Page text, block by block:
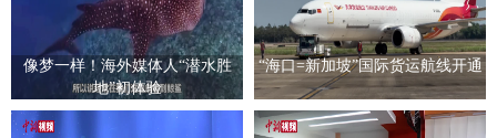
像梦一样！海外媒体人“潜水胜
地”初体验
“海口=新加坡”国际货运航线开通